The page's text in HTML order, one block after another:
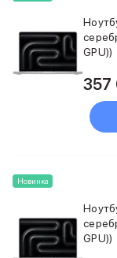
GPU))
357
Новинка
GPU))